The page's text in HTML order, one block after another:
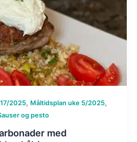
2025, Måltidsplan uke 5/2025,
og pesto
med